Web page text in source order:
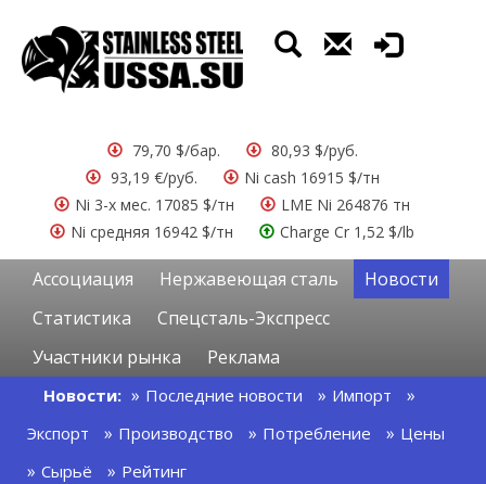
79,70 $/бар.
80,93 $/руб.
93,19 €/руб.
Ni cash 16915 $/тн
Ni 3-х мес. 17085 $/тн
LME Ni 264876 тн
Ni средняя 16942 $/тн
Charge Cr 1,52 $/lb
Ассоциация Нержавеющая сталь
Новости
Статистика
Спецсталь-Экспресс
Участники рынка
Реклама
Новости: Последние новости
Импорт
Экспорт
Производство Потребление
Цены
Сырьё
Рейтинг